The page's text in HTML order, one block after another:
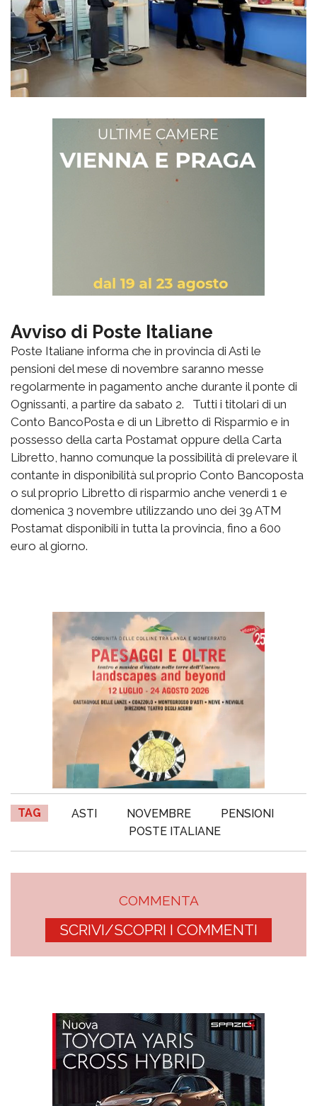
Avviso di Poste Italiane
Poste Italiane informa che in provincia di Asti le
pensioni del mese di novembre saranno messe
regolarmente in pagamento anche durante il ponte di
Ognissanti, a partire da sabato 2. Tutti i titolari di un
Conto BancoPosta e di un Libretto di Risparmio e in
possesso della carta Postamat oppure della Carta
Libretto, hanno comunque la possibilità di prelevare il
contante in disponibilità sul proprio Conto Bancoposta
o sul proprio Libretto di risparmio anche venerdì 1 e
domenica 3 novembre utilizzando uno dei 39 ATM
Postamat disponibili in tutta la provincia, fino a 600
euro al giorno.
TAG ASTI NOVEMBRE
PENSIONI
POSTE ITALIANE
COMMENTA
SCRIVI/SCOPRI I COMMENTI